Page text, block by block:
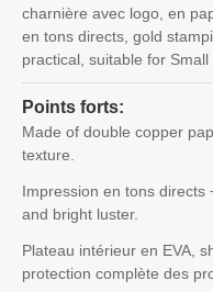
charnière avec logo, en
en tons directs, gold
practical suitable for
Points forts:
Made of double copper
texture
Impression en tons directs
and bright luster.
Plateau intérieur en EVA,
protection complète des